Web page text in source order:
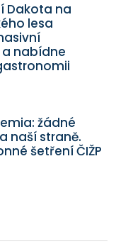
Dakota na
lesa
nabídne
žádné
naší straně.
šetření ČIŽP